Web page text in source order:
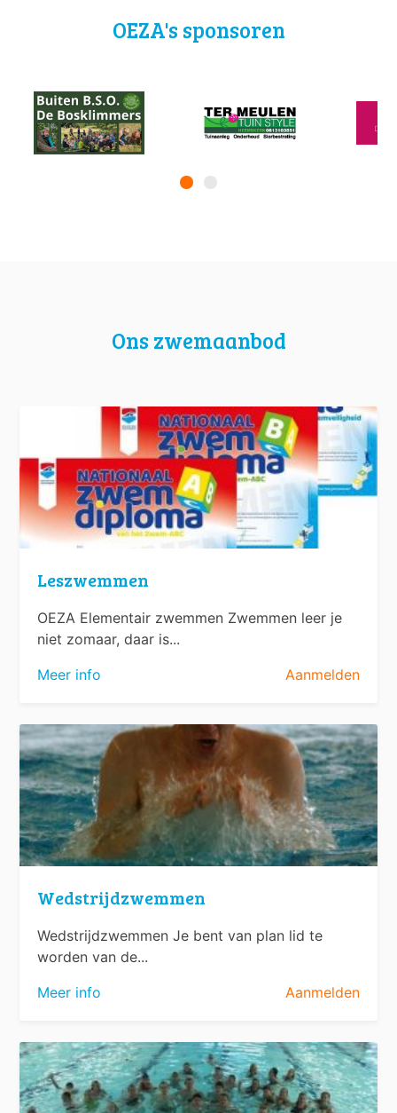
OEZA's sponsoren
Ons zwemaanbod
Leszwemmen
OEZA Elementair zwemmen Zwemmen leer je
niet zomaar, daar is...
Meer info
Aanmelden
Wedstrijdzwemmen
Wedstrijdzwemmen Je bent van plan lid te
worden van de...
Meer info
Aanmelden